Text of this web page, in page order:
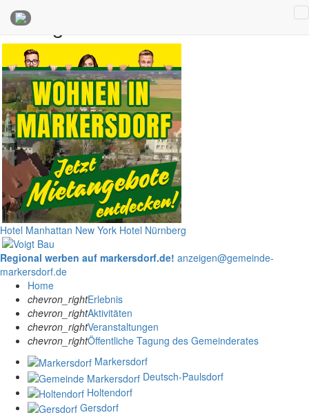
Anzeigen
Hotel Manhattan New York Hotel Nürnberg
Regional werben auf markersdorf.de! anzeigen@gemeinde-
markersdorf.de
Home
chevron_rightErlebnis
chevron_rightAktivitäten
chevron_rightVeranstaltungen
chevron_rightÖffentliche Tagung des Gemeinderates
Markersdorf
Deutsch-Paulsdorf
Holtendorf
Gersdorf